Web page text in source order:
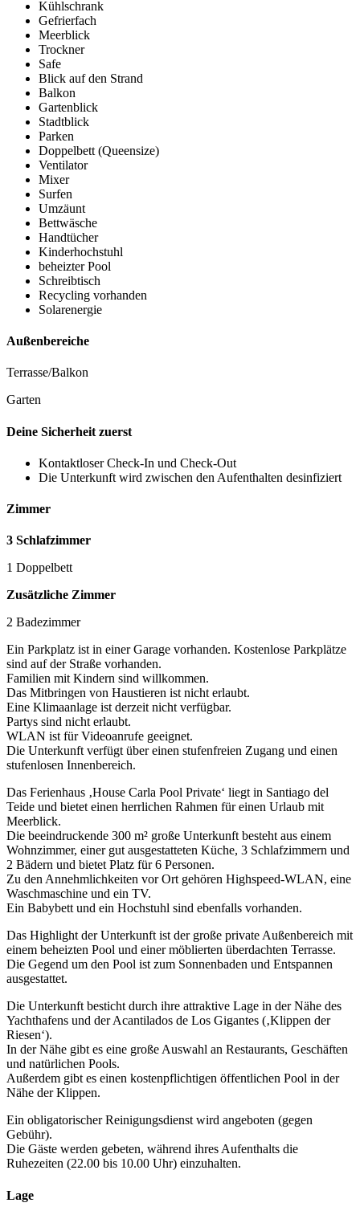
Kühlschrank
Gefrierfach
Meerblick
Trockner
Safe
Blick auf den Strand
Balkon
Gartenblick
Stadtblick
Parken
Doppelbett (Queensize)
Ventilator
Mixer
Surfen
Umzäunt
Bettwäsche
Handtücher
Kinderhochstuhl
beheizter Pool
Schreibtisch
Recycling vorhanden
Solarenergie
Außenbereiche
Terrasse/Balkon
Garten
Deine Sicherheit zuerst
Kontaktloser Check-In und Check-Out
Die Unterkunft wird zwischen den Aufenthalten desinfiziert
Zimmer
3 Schlafzimmer
1 Doppelbett
Zusätzliche Zimmer
2 Badezimmer
Ein Parkplatz ist in einer Garage vorhanden. Kostenlose Parkplätze
sind auf der Straße vorhanden.
Familien mit Kindern sind willkommen.
Das Mitbringen von Haustieren ist nicht erlaubt.
Eine Klimaanlage ist derzeit nicht verfügbar.
Partys sind nicht erlaubt.
WLAN ist für Videoanrufe geeignet.
Die Unterkunft verfügt über einen stufenfreien Zugang und einen
stufenlosen Innenbereich.
Das Ferienhaus ‚House Carla Pool Private‘ liegt in Santiago del
Teide und bietet einen herrlichen Rahmen für einen Urlaub mit
Meerblick.
Die beeindruckende 300 m² große Unterkunft besteht aus einem
Wohnzimmer, einer gut ausgestatteten Küche, 3 Schlafzimmern und
2 Bädern und bietet Platz für 6 Personen.
Zu den Annehmlichkeiten vor Ort gehören Highspeed-WLAN, eine
Waschmaschine und ein TV.
Ein Babybett und ein Hochstuhl sind ebenfalls vorhanden.
Das Highlight der Unterkunft ist der große private Außenbereich mit
einem beheizten Pool und einer möblierten überdachten Terrasse.
Die Gegend um den Pool ist zum Sonnenbaden und Entspannen
ausgestattet.
Die Unterkunft besticht durch ihre attraktive Lage in der Nähe des
Yachthafens und der Acantilados de Los Gigantes (‚Klippen der
Riesen‘).
In der Nähe gibt es eine große Auswahl an Restaurants, Geschäften
und natürlichen Pools.
Außerdem gibt es einen kostenpflichtigen öffentlichen Pool in der
Nähe der Klippen.
Ein obligatorischer Reinigungsdienst wird angeboten (gegen
Gebühr).
Die Gäste werden gebeten, während ihres Aufenthalts die
Ruhezeiten (22.00 bis 10.00 Uhr) einzuhalten.
Lage